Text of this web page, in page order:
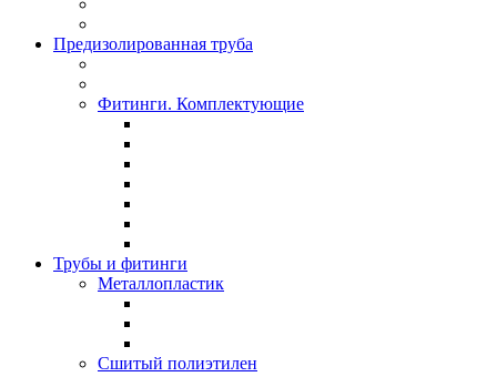
Предизолированная труба
Фитинги. Комплектующие
Трубы и фитинги
Металлопластик
Сшитый полиэтилен